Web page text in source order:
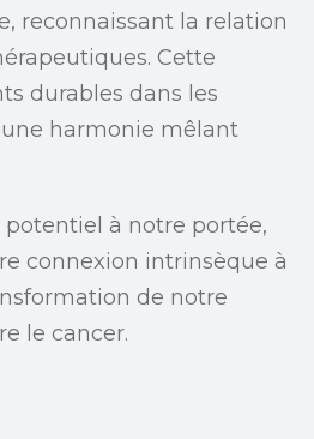
reconnaissant la relation
Cette
durables dans les
harmonie mêlant
à notre portée,
connexion intrinsèque à
de notre
le cancer.